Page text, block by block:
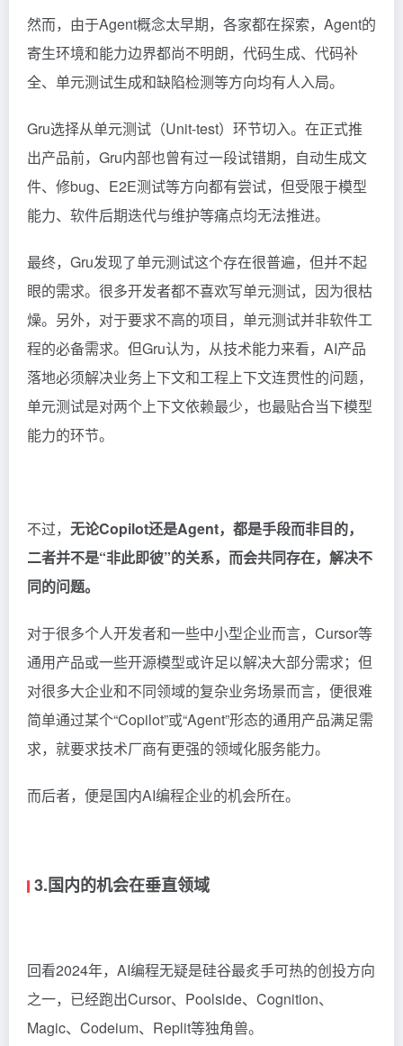
然而，由于Agent概念太早期，各家都在探索，Agent的
寄生环境和能力边界都尚不明朗，代码生成、代码补
全、单元测试生成和缺陷检测等方向均有人入局。
Gru选择从单元测试（Unit-test）环节切入。在正式推
出产品前，Gru内部也曾有过一段试错期，自动生成文
件、修bug、E2E测试等方向都有尝试，但受限于模型
能力、软件后期迭代与维护等痛点均无法推进。
最终，Gru发现了单元测试这个存在很普遍，但并不起
眼的需求。很多开发者都不喜欢写单元测试，因为很枯
燥。另外，对于要求不高的项目，单元测试并非软件工
程的必备需求。但Gru认为，从技术能力来看，AI产品
落地必须解决业务上下文和工程上下文连贯性的问题，
单元测试是对两个上下文依赖最少，也最贴合当下模型
能力的环节。
不过， 无论Copilot还是Agent，都是手段而非目的，
二者并不是“非此即彼”的关系，而会共同存在，解决不
同的问题。
对于很多个人开发者和一些中小型企业而言，Cursor等
通用产品或一些开源模型或许足以解决大部分需求；但
对很多大企业和不同领域的复杂业务场景而言，便很难
简单通过某个“Copilot”或“Agent”形态的通用产品满足需
求，就要求技术厂商有更强的领域化服务能力。
而后者，便是国内AI编程企业的机会所在。
3.国内的机会在垂直领域
回看2024年，AI编程无疑是硅谷最炙手可热的创投方向
之一，已经跑出Cursor、Poolside、Cognition、
Magic、Codeium、Replit等独角兽。